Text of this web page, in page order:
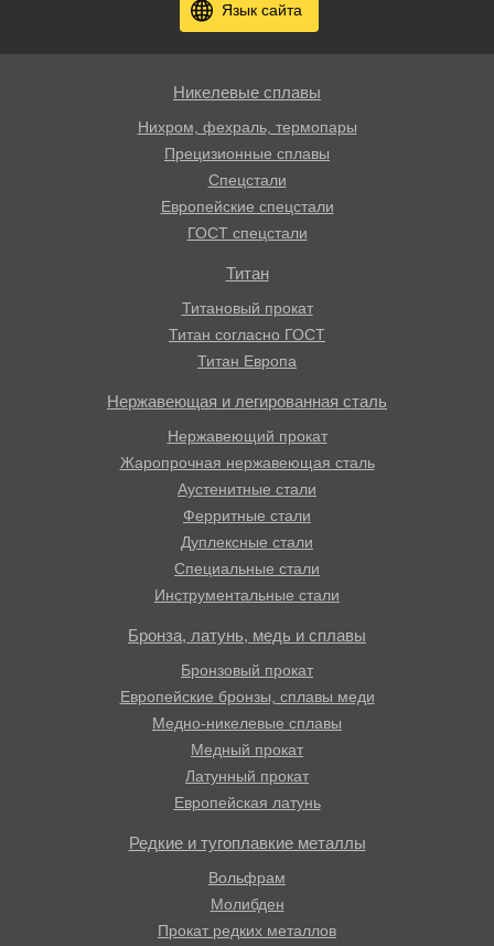
Язык сайта
Никелевые сплавы
Нихром, фехраль, термопары
Прецизионные сплавы
Спецстали
Европейские спецстали
ГОСТ спецстали
Титан
Титановый прокат
Титан согласно ГОСТ
Титан Европа
Нержавеющая и легированная сталь
Нержавеющий прокат
Жаропрочная нержавеющая сталь
Аустенитные стали
Ферритные стали
Дуплексные стали
Специальные стали
Инструментальные стали
Бронза, латунь, медь и сплавы
Бронзовый прокат
Европейские бронзы, сплавы меди
Медно-никелевые сплавы
Медный прокат
Латунный прокат
Европейская латунь
Редкие и тугоплавкие металлы
Вольфрам
Молибден
Прокат редких металлов